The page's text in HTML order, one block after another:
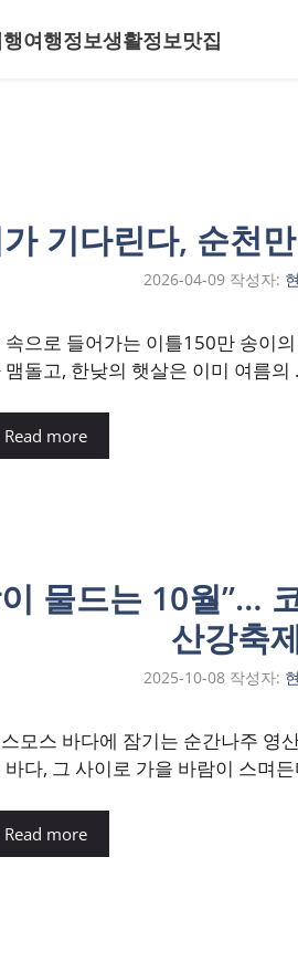
여행정보생활정보맛집
기다린다, 순천
2026-04-09 작성자:
속으로 들어가는 이틀150만 송이
맴돌고, 한낮의 햇살은 이미 여름의
Read more
물드는 10월”…
산강축
2025-10-08 작성자:
모스 바다에 잠기는 순간나주 영
바다, 그 사이로 가을 바람이 스며
Read more